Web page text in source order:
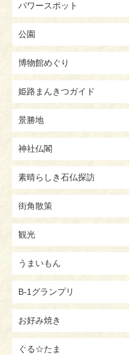
パワースポット
公園
博物館めぐり
姫路まんきつガイド
景勝地
神社仏閣
素晴らしき石仏探訪
街角散策
観光
うまいもん
B-1グランプリ
お好み焼き
ぐる☆たま